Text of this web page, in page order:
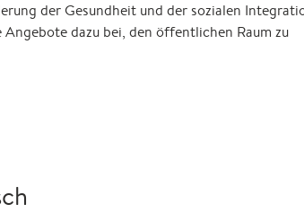
der Gesundheit und der sozialen
dazu bei, den öffentlichen Raum zu